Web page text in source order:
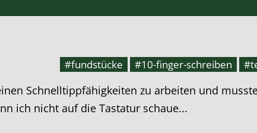
#fundstücke #10-finger-schreiben
Schnelltippfähigkeiten zu arbeiten und
ich nicht auf die Tastatur schaue...